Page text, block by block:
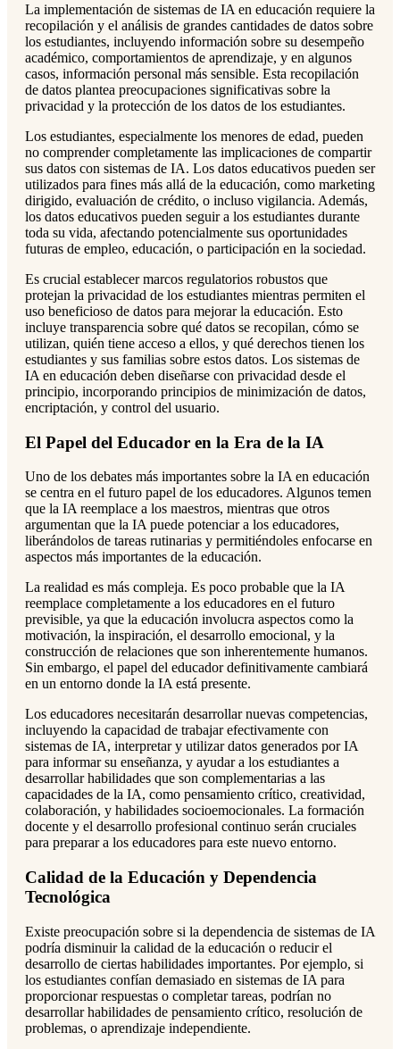
La implementación de sistemas de IA en educación requiere la
recopilación y el análisis de grandes cantidades de datos sobre
los estudiantes, incluyendo información sobre su desempeño
académico, comportamientos de aprendizaje, y en algunos
casos, información personal más sensible. Esta recopilación
de datos plantea preocupaciones significativas sobre la
privacidad y la protección de los datos de los estudiantes.
Los estudiantes, especialmente los menores de edad, pueden
no comprender completamente las implicaciones de compartir
sus datos con sistemas de IA. Los datos educativos pueden ser
utilizados para fines más allá de la educación, como marketing
dirigido, evaluación de crédito, o incluso vigilancia. Además,
los datos educativos pueden seguir a los estudiantes durante
toda su vida, afectando potencialmente sus oportunidades
futuras de empleo, educación, o participación en la sociedad.
Es crucial establecer marcos regulatorios robustos que
protejan la privacidad de los estudiantes mientras permiten el
uso beneficioso de datos para mejorar la educación. Esto
incluye transparencia sobre qué datos se recopilan, cómo se
utilizan, quién tiene acceso a ellos, y qué derechos tienen los
estudiantes y sus familias sobre estos datos. Los sistemas de
IA en educación deben diseñarse con privacidad desde el
principio, incorporando principios de minimización de datos,
encriptación, y control del usuario.
El Papel del Educador en la Era de la IA
Uno de los debates más importantes sobre la IA en educación
se centra en el futuro papel de los educadores. Algunos temen
que la IA reemplace a los maestros, mientras que otros
argumentan que la IA puede potenciar a los educadores,
liberándolos de tareas rutinarias y permitiéndoles enfocarse en
aspectos más importantes de la educación.
La realidad es más compleja. Es poco probable que la IA
reemplace completamente a los educadores en el futuro
previsible, ya que la educación involucra aspectos como la
motivación, la inspiración, el desarrollo emocional, y la
construcción de relaciones que son inherentemente humanos.
Sin embargo, el papel del educador definitivamente cambiará
en un entorno donde la IA está presente.
Los educadores necesitarán desarrollar nuevas competencias,
incluyendo la capacidad de trabajar efectivamente con
sistemas de IA, interpretar y utilizar datos generados por IA
para informar su enseñanza, y ayudar a los estudiantes a
desarrollar habilidades que son complementarias a las
capacidades de la IA, como pensamiento crítico, creatividad,
colaboración, y habilidades socioemocionales. La formación
docente y el desarrollo profesional continuo serán cruciales
para preparar a los educadores para este nuevo entorno.
Calidad de la Educación y Dependencia
Tecnológica
Existe preocupación sobre si la dependencia de sistemas de IA
podría disminuir la calidad de la educación o reducir el
desarrollo de ciertas habilidades importantes. Por ejemplo, si
los estudiantes confían demasiado en sistemas de IA para
proporcionar respuestas o completar tareas, podrían no
desarrollar habilidades de pensamiento crítico, resolución de
problemas, o aprendizaje independiente.